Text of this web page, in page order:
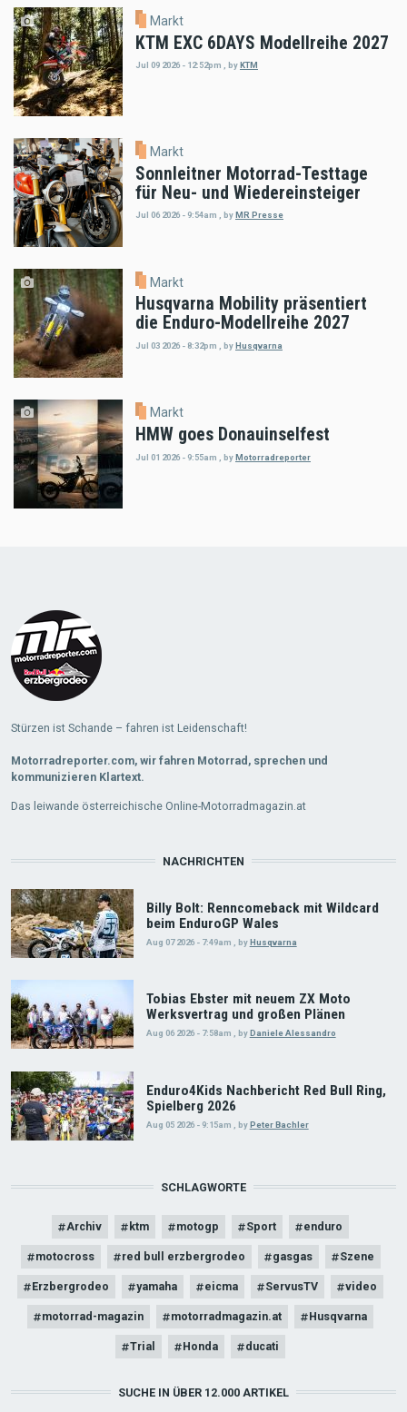
Markt
KTM EXC 6DAYS Modellreihe 2027
Jul 09 2026 - 12:52pm byKTM
Markt
Sonnleitner Motorrad-Testtage
für Neu- und Wiedereinsteiger
Jul 06 2026 - 9:54am byMR Presse
Markt
Husqvarna Mobility präsentiert
die Enduro-Modellreihe 2027
Jul 03 2026 - 8:32pm byHusqvarna
Markt
HMW goes Donauinselfest
Jul 01 2026 - 9:55am byMotorradreporter
Stürzen ist Schande – fahren ist Leidenschaft!
Motorradreporter.com, wir fahren Motorrad, sprechen und
kommunizieren Klartext.
Das leiwande österreichische Online-Motorradmagazin.at
NACHRICHTEN
Billy Bolt: Renncomeback mit Wildcard
beim EnduroGP Wales
Aug 07 2026 - 7:49am byHusqvarna
Tobias Ebster mit neuem ZX Moto
Werksvertrag und großen Plänen
Aug 06 2026 - 7:58am , by Daniele Alessandro
Enduro4Kids Nachbericht Red Bull Ring,
Spielberg 2026
Aug 05 2026 - 9:15am , byPeter Bachler
SCHLAGWORTE
Archiv ktm motogp Sport enduro
motocross red bull erzbergrodeo gasgas Szene
Erzbergrodeo yamaha eicma ServusTV video
motorrad-magazin motorradmagazin.at Husqvarna
Trial Honda ducati
SUCHE IN ÜBER 12.000 ARTIKEL